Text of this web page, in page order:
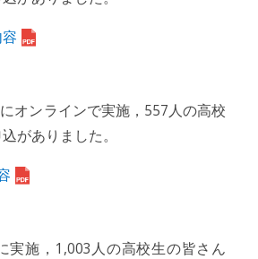
オンラインで実施，557人の高校
がありました。
実施，1,003人の高校生の皆さん